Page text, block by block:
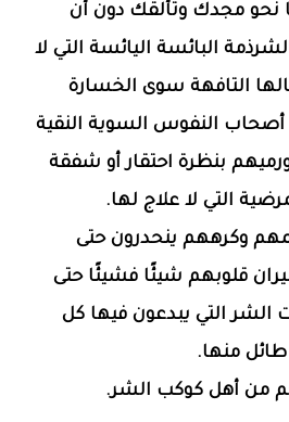
مجدك وتألقك دون أن
البائسة اليائسة التي لا
التافهة سوى الخسارة
أصحاب النفوس السوية النقية
بنظرة احتقار أو شفقة
التي لا علاج لها.
وكرههم ينحدرون حتى
قلوبهم شيئًا فشيئًا حتى
الشر التي يبدعون فيها كل
طائل منها.
من أهل كوكب الشر.